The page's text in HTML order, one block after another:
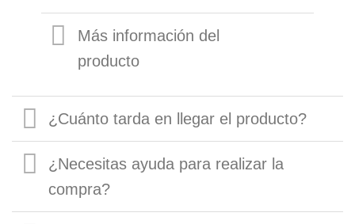
Más información del
producto
¿Cuánto tarda en llegar el producto?
¿Necesitas ayuda para realizar la
compra?